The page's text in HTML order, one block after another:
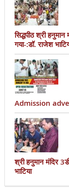
सिद्धपीठ श्री हनुमान
गया-:डॉ. राजेश
Admission
श्री हनुमान मंदिर
भाटिया